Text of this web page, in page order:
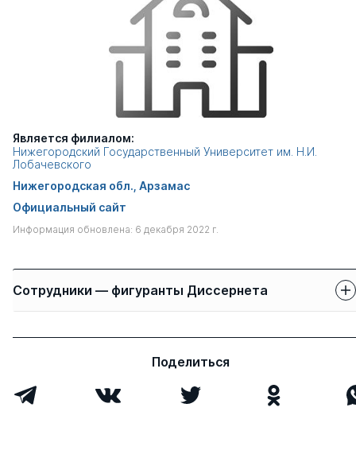
Является филиалом:
Нижегородский Государственный Университет им. Н.И.
Лобачевского
Нижегородская обл., Арзамас
Официальный сайт
Информация обновлена: 6 декабря 2022 г.
Сотрудники — фигуранты Диссернета
Имя Степень
свои
Зотова Татьяна
Александровна
Поделиться